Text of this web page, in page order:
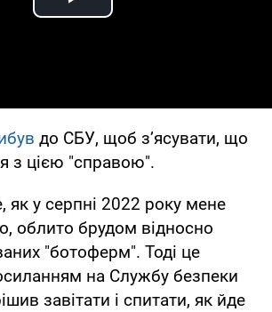
Play Video
до СБУ, щоб з’ясувати, що
з цією "справою".
як у серпні 2022 року мене
облито брудом відносно
"ботоферм". Тоді це
на Службу безпеки
завітати і спитати, як йде